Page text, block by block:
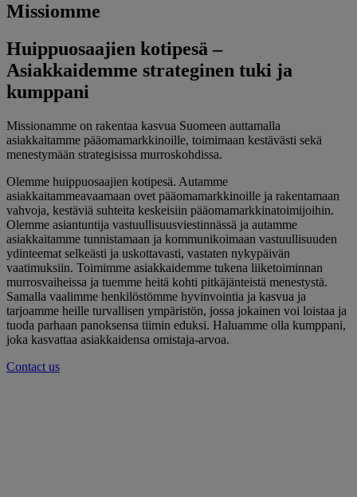
Missiomme
Huippuosaajien kotipesä –
Asiakkaidemme strateginen tuki ja
kumppani
Missionamme on rakentaa kasvua Suomeen auttamalla
asiakkaitamme pääomamarkkinoille, toimimaan kestävästi sekä
menestymään strategisissa murroskohdissa.
Olemme huippuosaajien kotipesä. Autamme
asiakkaitammeavaamaan ovet pääomamarkkinoille ja rakentamaan
vahvoja, kestäviä suhteita keskeisiin pääomamarkkinatoimijoihin.
Olemme asiantuntija vastuullisuusviestinnässä ja autamme
asiakkaitamme tunnistamaan ja kommunikoimaan vastuullisuuden
ydinteemat selkeästi ja uskottavasti, vastaten nykypäivän
vaatimuksiin. Toimimme asiakkaidemme tukena liiketoiminnan
murrosvaiheissa ja tuemme heitä kohti pitkäjänteistä menestystä.
Samalla vaalimme henkilöstömme hyvinvointia ja kasvua ja
tarjoamme heille turvallisen ympäristön, jossa jokainen voi loistaa ja
tuoda parhaan panoksensa tiimin eduksi. Haluamme olla kumppani,
joka kasvattaa asiakkaidensa omistaja-arvoa.
Contact us